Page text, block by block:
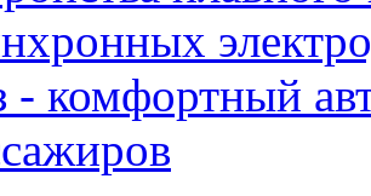
- комфортный